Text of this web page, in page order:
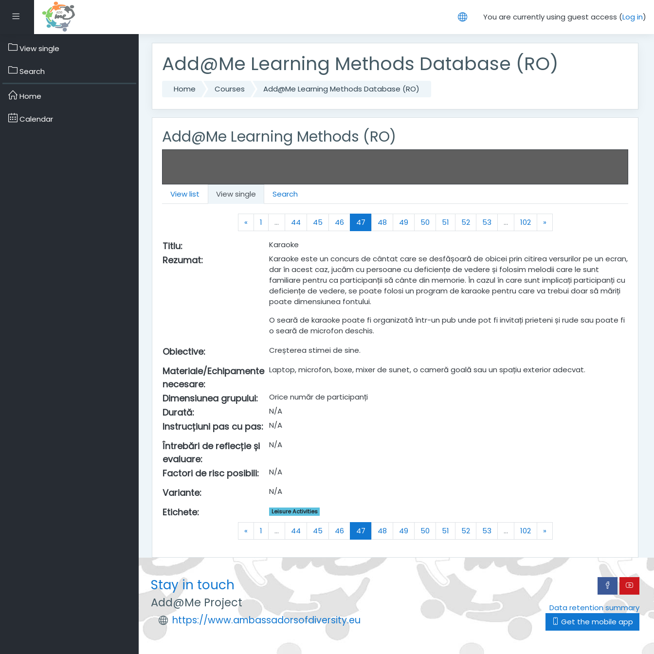
Side panel You are currently using guest access (Log in)
Add@Me Learning Methods Database (RO)
Home Courses Add@Me Learning Methods Database (RO)
Add@Me Learning Methods (RO)
View list View single Search
«Previous
1 … 44 45 46 47(current)
48 49 50 51 52 53 … 102 »Next
Titlu: Karaoke
Rezumat:
Karaoke este un concurs de cântat care se desfășoară de obicei prin citirea versurilor pe un ecran,
dar în acest caz, jucăm cu persoane cu deficiențe de vedere și folosim melodii care le sunt
familiare pentru ca participanții să cânte din memorie. În cazul în care sunt implicați participanți cu
deficiențe de vedere, se poate folosi un program de karaoke pentru care va trebui doar să măriți
poate dimensiunea fontului.
O seară de karaoke poate fi organizată într-un pub unde pot fi invitați prieteni și rude sau poate fi
o seară de microfon deschis.
Obiective: Creșterea stimei de sine.
Materiale/Echipamente
necesare:
Laptop, microfon, boxe, mixer de sunet, o cameră goală sau un spațiu exterior adecvat.
Dimensiunea grupului: Orice număr de participanți
Durată: N/A
Instrucțiuni pas cu pas: N/A
Întrebări de reflecție și
evaluare:
N/A
Factori de risc posibili: N/A
Variante: N/A
Etichete: Leisure Activities
«Previous
1 … 44 45 46 47(current)
48 49 50 51 52 53 … 102 »Next
View single
Search
Home
Calendar
Stay in touch
Add@Me Project
https://www.ambassadorsofdiversity.eu
Data retention summary
Get the mobile app